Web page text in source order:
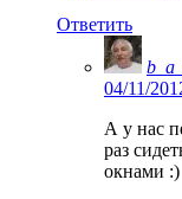
Ответить
04/11/
А у нас
раз
окнами :)